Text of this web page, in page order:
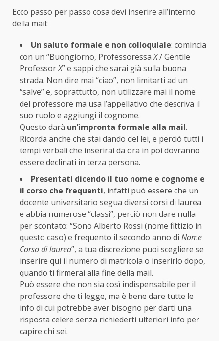
Ecco passo per passo cosa devi inserire all’interno
della mail:
Un saluto formale e non colloquiale: comincia
con un “Buongiorno, ProfessoressaX/ Gentile
ProfessorX” e sappi che sarai già sulla buona
strada. Non dire mai “ciao”, non limitarti ad un
“salve” e, soprattutto, non utilizzare mai il nome
del professore ma usa l’appellativo che descriva il
suo ruolo e aggiungi il cognome.
Questo darà un’impronta formale alla mail.
Ricorda anche che stai dando del lei, e perciò tutti i
tempi verbali che inserirai da ora in poi dovranno
essere declinati in terza persona.
Presentati dicendo il tuo nome e cognome e
il corso che frequenti, infatti può essere che un
docente universitario segua diversi corsi di laurea
e abbia numerose “classi”, perciò non dare nulla
per scontato: “Sono Alberto Rossi (nome fittizio in
questo caso) e frequento il secondo anno di Nome
Corso di laurea”, a tua discrezione puoi scegliere se
inserire qui il numero di matricola o inserirlo dopo,
quando ti firmerai alla fine della mail.
Può essere che non sia così indispensabile per il
professore che ti legge, ma è bene dare tutte le
info di cui potrebbe aver bisogno per darti una
risposta celere senza richiederti ulteriori info per
capire chi sei.